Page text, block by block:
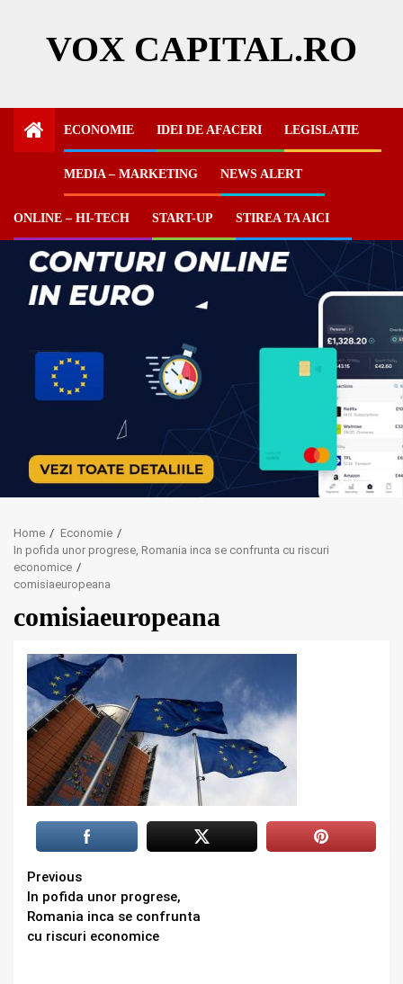
VOX CAPITAL.RO
ECONOMIE IDEI DE AFACERI LEGISLATIE
MEDIA – MARKETING NEWS ALERT
ONLINE – HI-TECH START-UP STIREA TA AICI
Home
Economie
In pofida unor progrese, Romania inca se confrunta cu riscuri
economice
comisiaeuropeana
comisiaeuropeana
Continue
Reading
Previous
In pofida unor progrese,
Romania inca se confrunta
cu riscuri economice